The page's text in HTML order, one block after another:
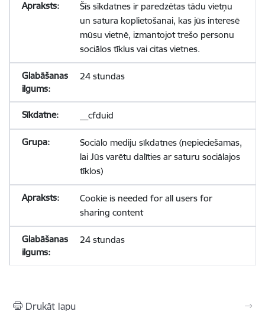
Šīs sīkdatnes ir paredzētas tādu vietņu
un satura koplietošanai, kas jūs interesē
mūsu vietnē, izmantojot trešo personu
sociālos tīklus vai citas vietnes.
24 stundas
__cfduid
Sociālo mediju sīkdatnes (nepieciešamas,
lai Jūs varētu dalīties ar saturu sociālajos
tīklos)
Cookie is needed for all users for
sharing content
24 stundas
Drukāt lapu